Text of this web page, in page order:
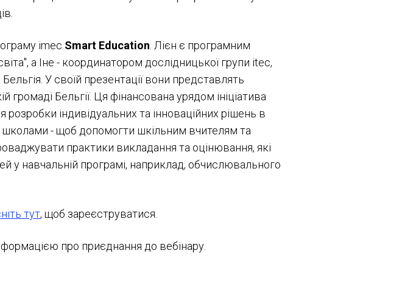
imec Smart Education . Лієн є програмним
а Іне - координатором дослідницької групи itec,
У своїй презентації вони представлять
Бельгії. Ця фінансована урядом ініціатива
індивідуальних та інноваційних рішень в
зі школами - щоб допомогти шкільним вчителям та
практики викладання та оцінювання, які
у навчальній програмі, наприклад, обчислювального
тут, щоб зареєструватися.
про приєднання до вебінару.